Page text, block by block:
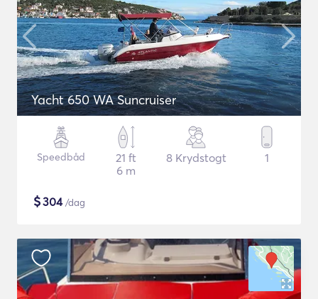
Yacht 650 WA Suncruiser
Speedbåd
21 ft
6 m
8 Krydstogt 1
$304/dag